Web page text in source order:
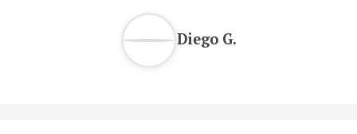
Diego G.